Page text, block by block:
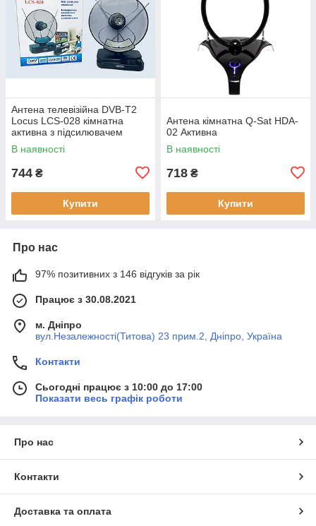
Антена телевізійна DVB-T2
Locus LCS-028 кімнатна
активна з підсилювачем
В наявності
744 ₴
Купити
Антена кімнатна Q-Sat HDA-
02 Активна
В наявності
718 ₴
Купити
Про нас
97% позитивних з 146 відгуків за рік
Працює з 30.08.2021
м. Дніпро
вул.Незалежності(Титова) 23 прим.2, Дніпро, Україна
Контакти
Сьогодні працює з 10:00 до 17:00
Показати весь графік роботи
Про нас
Контакти
Доставка та оплата